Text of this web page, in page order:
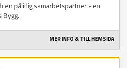
en pålitlig samarbetspartner - en
Bygg.
MER INFO & TILL HEMSIDA